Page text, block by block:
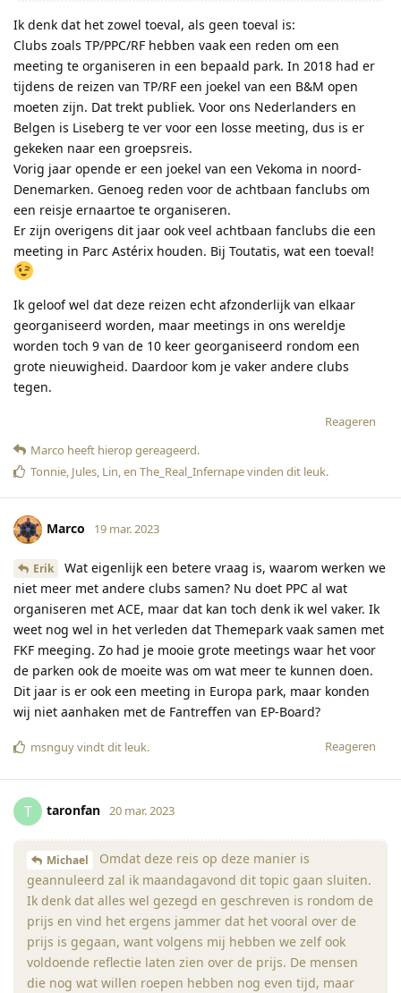
Ik denk dat het zowel toeval, als geen toeval is:
Clubs zoals TP/PPC/RF hebben vaak een reden om een
meeting te organiseren in een bepaald park. In 2018 had er
tijdens de reizen van TP/RF een joekel van een B&M open
moeten zijn. Dat trekt publiek. Voor ons Nederlanders en
Belgen is Liseberg te ver voor een losse meeting, dus is er
gekeken naar een groepsreis.
Vorig jaar opende er een joekel van een Vekoma in noord-
Denemarken. Genoeg reden voor de achtbaan fanclubs om
een reisje ernaartoe te organiseren.
Er zijn overigens dit jaar ook veel achtbaan fanclubs die een
meeting in Parc Astérix houden. Bij Toutatis, wat een toeval!
Ik geloof wel dat deze reizen echt afzonderlijk van elkaar
georganiseerd worden, maar meetings in ons wereldje
worden toch 9 van de 10 keer georganiseerd rondom een
grote nieuwigheid. Daardoor kom je vaker andere clubs
tegen.
Reageren
Marco heeft hierop gereageerd.
Tonnie, Jules, Lin, en The_Real_Infernapevinden dit leuk.
Marco 19 mar. 2023
Erik
Wat eigenlijk een betere vraag is, waarom werken we
niet meer met andere clubs samen? Nu doet PPC al wat
organiseren met ACE, maar dat kan toch denk ik wel vaker. Ik
weet nog wel in het verleden dat Themepark vaak samen met
FKF meeging. Zo had je mooie grote meetings waar het voor
de parken ook de moeite was om wat meer te kunnen doen.
Dit jaar is er ook een meeting in Europa park, maar konden
wij niet aanhaken met de Fantreffen van EP-Board?
Reageren
msnguyvindt dit leuk.
T taronfan 20 mar. 2023
Michael
Omdat deze reis op deze manier is
geannuleerd zal ik maandagavond dit topic gaan sluiten.
Ik denk dat alles wel gezegd en geschreven is rondom de
prijs en vind het ergens jammer dat het vooral over de
prijs is gegaan, want volgens mij hebben we zelf ook
voldoende reflectie laten zien over de prijs. De mensen
die nog wat willen roepen hebben nog even tijd, maar